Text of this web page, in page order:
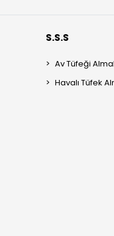
S.S.S
Av Tüfeği
Havalı Tüfek